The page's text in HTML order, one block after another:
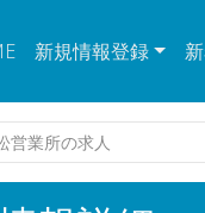
新規情報登録
業所の求人